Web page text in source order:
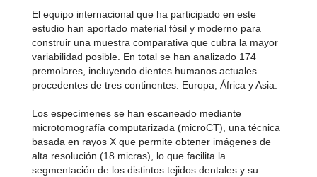
El equipo internacional que ha participado en este
estudio han aportado material fósil y moderno para
construir una muestra comparativa que cubra la mayor
variabilidad posible. En total se han analizado 174
premolares, incluyendo dientes humanos actuales
procedentes de tres continentes: Europa, África y Asia.
Los especímenes se han escaneado mediante
microtomografía computarizada (microCT), una técnica
basada en rayos X que permite obtener imágenes de
alta resolución (18 micras), lo que facilita la
segmentación de los distintos tejidos dentales y su